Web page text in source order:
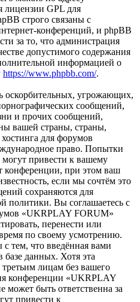
лицензии GPL для
строго связаны с
конференций, и phpBB
за то, что администрация
допустимого содержания
информацией о
https://www.phpbb.com/.
оскорбительных, угрожающих,
сообщений,
и прочих сообщений,
вашей страны, страны,
хостинга для форумов
право. Попытки
привести к вашему
конференции, при этом ваш
если мы сочтём это
сохраняются для
политики. Вы соглашаетесь с
«UKRPLAY FORUM»
перенести или
по своему усмотрению.
с тем, что введённая вами
базе данных. Хотя эта
лицам без вашего
конференции «UKRPLAY
быть ответственна за
привести к